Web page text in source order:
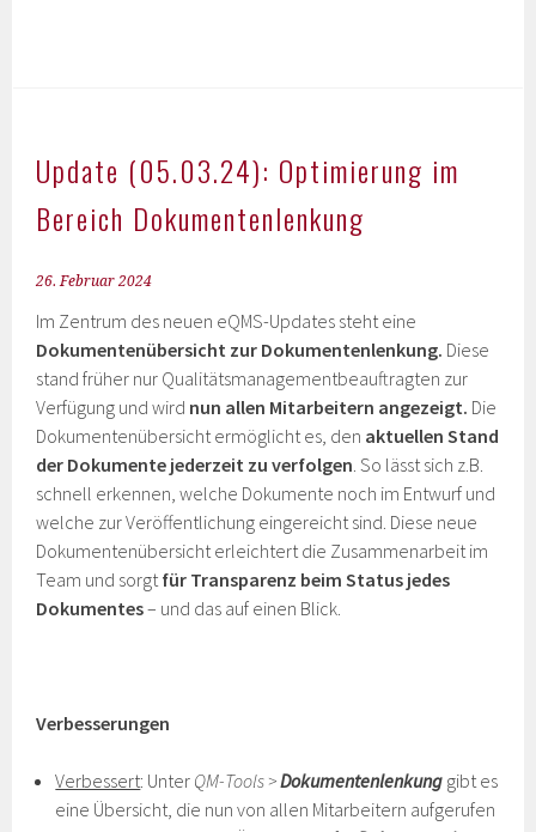
Update (05.03.24): Optimierung im
Bereich Dokumentenlenkung
26. Februar 2024
Im Zentrum des neuen eQMS-Updates steht eine
Dokumentenübersicht zur Dokumentenlenkung. Diese
stand früher nur Qualitätsmanagementbeauftragten zur
Verfügung und wird nun allen Mitarbeitern angezeigt. Die
Dokumentenübersicht ermöglicht es, den aktuellen Stand
der Dokumente jederzeit zu verfolgen. So lässt sich z.B.
schnell erkennen, welche Dokumente noch im Entwurf und
welche zur Veröffentlichung eingereicht sind. Diese neue
Dokumentenübersicht erleichtert die Zusammenarbeit im
Team und sorgtfür Transparenz beim Status jedes
Dokumentes– und das auf einen Blick.
Verbesserungen
Verbessert: Unter QM-Tools >Dokumentenlenkung gibt es
eine Übersicht, die nun von allen Mitarbeitern aufgerufen